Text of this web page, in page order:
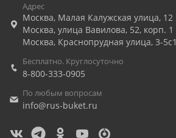
Адрес
Москва, Малая Калужская улица, 12
Москва, улица Вавилова, 52, корп. 1
Москва, Краснопрудная улица, 3-5с1
Бесплатно. Круглосуточно
8-800-333-0905
По любым вопросам
info@rus-buket.ru